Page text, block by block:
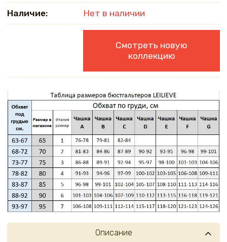
Наличие: Нет в наличии
Смотреть новую
коллекцию
Описание